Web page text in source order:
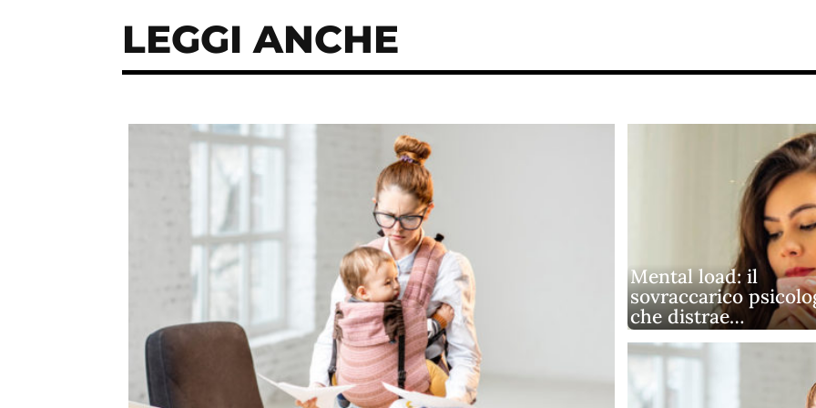
LEGGI ANCHE
Mental load: il
sovraccarico
che distrae…